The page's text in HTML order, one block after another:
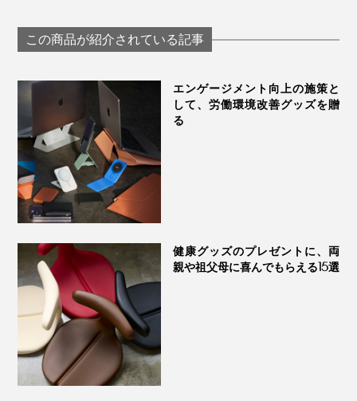
ングチェアー”｜ayur-
chair アーユル・チェ
圧らくだ
この商品が紹介されている記事
エンゲージメント向上の施策と
して、労働環境改善グッズを贈
る
健康グッズのプレゼントに、両
親や祖父母に喜んでもらえる15選